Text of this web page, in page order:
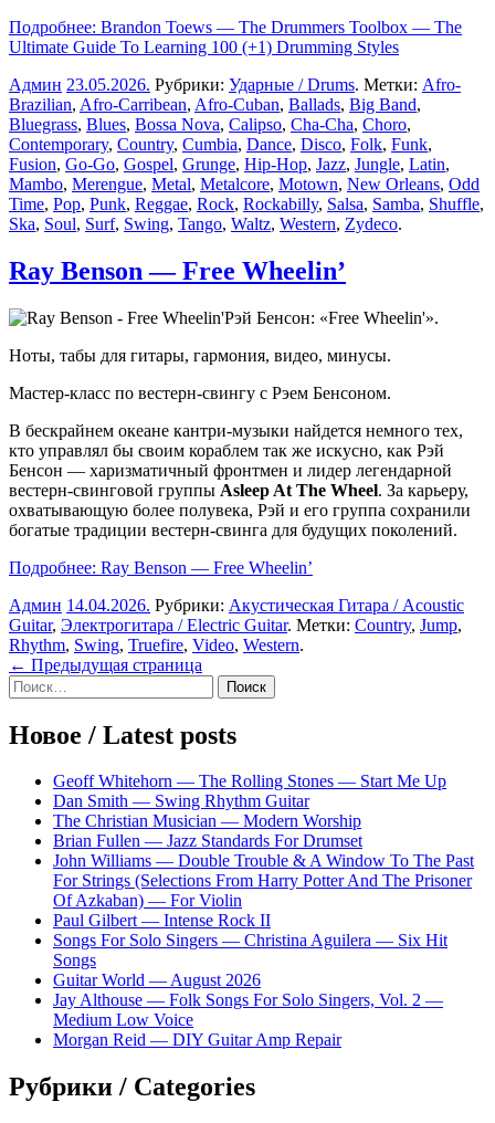
Подробнее: Brandon Toews — The Drummers Toolbox — The
Ultimate Guide To Learning 100 (+1) Drumming Styles
Админ 23.05.2026. Рубрики: Ударные / Drums. Метки: Afro-
Brazilian, Afro-Carribean, Afro-Cuban, Ballads, Big Band,
Bluegrass, Blues, Bossa Nova, Calipso, Cha-Cha, Choro,
Contemporary, Country, Cumbia, Dance, Disco, Folk, Funk,
Fusion, Go-Go, Gospel, Grunge, Hip-Hop, Jazz, Jungle, Latin,
Mambo, Merengue, Metal, Metalcore, Motown, New Orleans, Odd
Time, Pop, Punk, Reggae, Rock, Rockabilly, Salsa, Samba, Shuffle,
Ska, Soul, Surf, Swing, Tango, Waltz, Western, Zydeco.
Ray Benson — Free Wheelin’
Рэй Бенсон: «Free Wheelin'».
Ноты, табы для гитары, гармония, видео, минусы.
Мастер-класс по вестерн-свингу с Рэем Бенсоном.
В бескрайнем океане кантри-музыки найдется немного тех,
кто управлял бы своим кораблем так же искусно, как Рэй
Бенсон — харизматичный фронтмен и лидер легендарной
вестерн-свинговой группы Asleep At The Wheel. За карьеру,
охватывающую более полувека, Рэй и его группа сохранили
богатые традиции вестерн-свинга для будущих поколений.
Подробнее: Ray Benson — Free Wheelin’
Админ 14.04.2026. Рубрики: Акустическая Гитара / Acoustic
Guitar, Электрогитара / Electric Guitar. Метки: Country, Jump,
Rhythm, Swing, Truefire, Video, Western.
Навигация
по
записям
← Предыдущая страница
Sidebar
Найти:
Новое / Latest posts
Geoff Whitehorn — The Rolling Stones — Start Me Up
Dan Smith — Swing Rhythm Guitar
The Christian Musician — Modern Worship
Brian Fullen — Jazz Standards For Drumset
John Williams — Double Trouble & A Window To The Past
For Strings (Selections From Harry Potter And The Prisoner
Of Azkaban) — For Violin
Paul Gilbert — Intense Rock II
Songs For Solo Singers — Christina Aguilera — Six Hit
Songs
Guitar World — August 2026
Jay Althouse — Folk Songs For Solo Singers, Vol. 2 —
Medium Low Voice
Morgan Reid — DIY Guitar Amp Repair
Рубрики / Categories